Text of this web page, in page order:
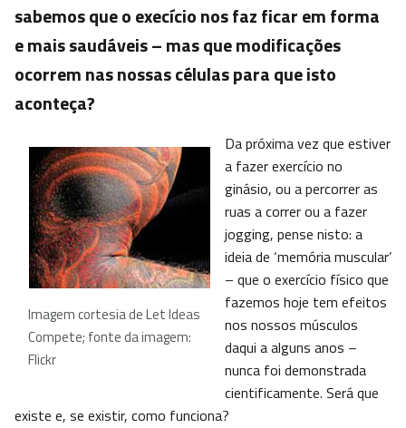
sabemos que o execício nos faz ficar em forma
e mais saudáveis – mas que modificações
ocorrem nas nossas células para que isto
aconteça?
Imagem cortesia de Let Ideas
Compete; fonte da imagem:
Flickr
Da próxima vez que estiver
a fazer exercício no
ginásio, ou a percorrer as
ruas a correr ou a fazer
jogging, pense nisto: a
ideia de ‘memória muscular’
– que o exercício físico que
fazemos hoje tem efeitos
nos nossos músculos
daqui a alguns anos –
nunca foi demonstrada
cientificamente. Será que
existe e, se existir, como funciona?